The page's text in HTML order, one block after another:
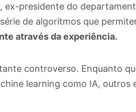
ex-presidente do
de algoritmos que
através da experiência.
controverso. Enquanto
learning como IA, outros